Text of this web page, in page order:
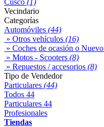
Vecindario
Categorías
Automóviles (44)
» Otros vehículos (16)
» Coches de ocasión o Nuevo
» Motos - Scooters (8)
» Repuestos / accesorios (8)
Tipo de Vendedor
Particulares (44)
Todos 44
Particulares 44
Profesionales
Tiendas